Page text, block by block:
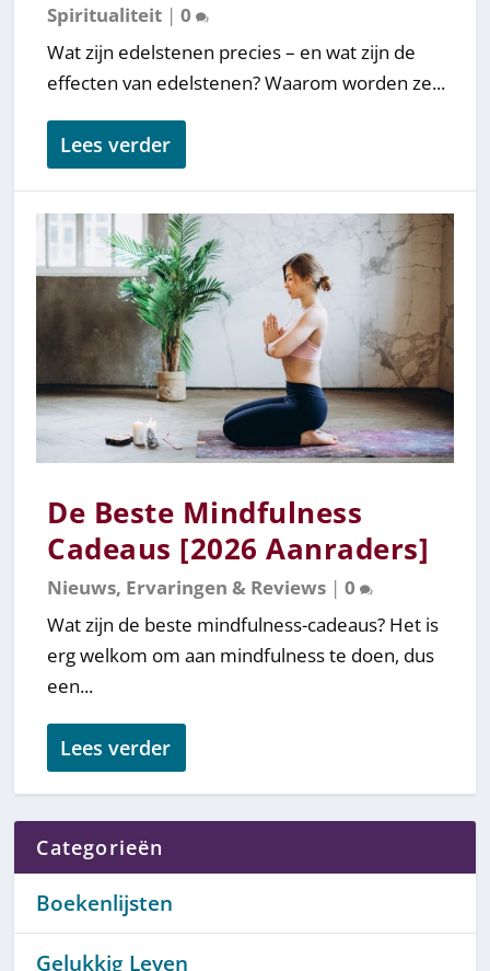
Spiritualiteit |0
Wat zijn edelstenen precies – en wat zijn de
effecten van edelstenen? Waarom worden ze...
Lees verder
De Beste Mindfulness
Cadeaus [2026 Aanraders]
Nieuws, Ervaringen & Reviews |0
Wat zijn de beste mindfulness-cadeaus? Het is
erg welkom om aan mindfulness te doen, dus
een...
Lees verder
Categorieën
Boekenlijsten
Gelukkig Leven